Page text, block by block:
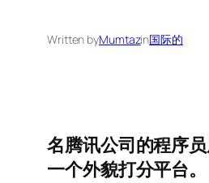
Written byMumtazin国际的
名腾讯公司的程序
一个外貌打分平台。